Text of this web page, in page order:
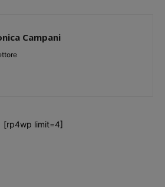
Campani
[rp4wp limit=4]